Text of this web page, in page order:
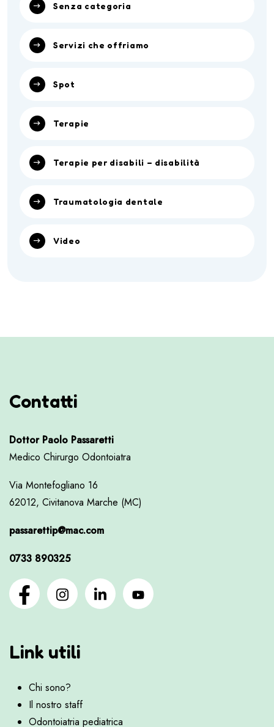
Senza categoria
Servizi che offriamo
Spot
Terapie
Terapie per disabili – disabilità
Traumatologia dentale
Video
Contatti
Dottor Paolo Passaretti
Medico Chirurgo Odontoiatra
Via Montefogliano 16
62012, Civitanova Marche (MC)
passarettip@mac.com
0733 890325
Link utili
Chi sono?
Il nostro staff
Odontoiatria pediatrica